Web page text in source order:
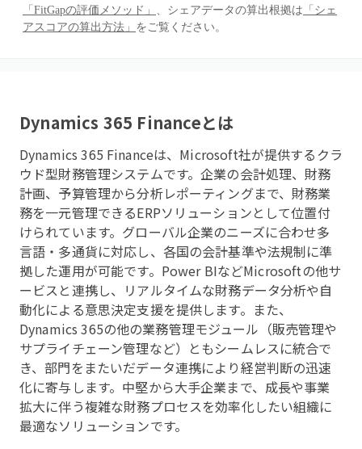
「FitGapの評価メソッド」 、シェアデータの算出根拠は 「シェ
アスコアの算出方法」 をご覧ください。
Dynamics 365 Financeとは
Dynamics 365 Financeは、Microsoft社が提供するクラ
ウド型財務管理システムです。企業の会計処理、財務
計画、予算管理から分析レポーティングまで、財務業
務を一元管理できるERPソリューションとして位置付
けられています。グローバル企業のニーズに合わせ多
言語・多通貨に対応し、各国の会計基準や法規制に準
拠した運用が可能です。Power BIなどMicrosoftの他サ
ービスと連携し、リアルタイムな財務データ分析や自
動化による意思決定支援を提供します。また、
Dynamics 365の他の業務管理モジュール（販売管理や
サプライチェーン管理など）ともシームレスに統合で
き、部門をまたいだデータ連携により経営判断の迅速
化に寄与します。中堅から大手企業まで、成長や事業
拡大に伴う複雑な財務プロセスを効率化したい組織に
最適なソリューションです。